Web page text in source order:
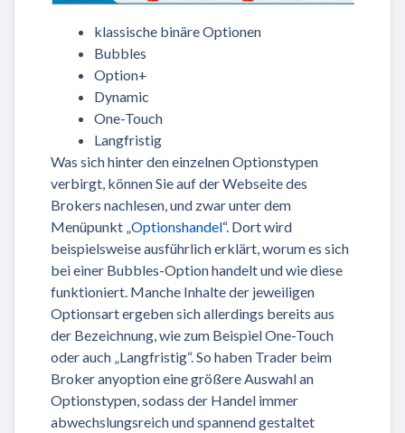
klassische binäre Optionen
Bubbles
Option+
Dynamic
One-Touch
Langfristig
Was sich hinter den einzelnen Optionstypen
verbirgt, können Sie auf der Webseite des
Brokers nachlesen, und zwar unter dem
Menüpunkt „Optionshandel“. Dort wird
beispielsweise ausführlich erklärt, worum es sich
bei einer Bubbles-Option handelt und wie diese
funktioniert. Manche Inhalte der jeweiligen
Optionsart ergeben sich allerdings bereits aus
der Bezeichnung, wie zum Beispiel One-Touch
oder auch „Langfristig“. So haben Trader beim
Broker anyoption eine größere Auswahl an
Optionstypen, sodass der Handel immer
abwechslungsreich und spannend gestaltet